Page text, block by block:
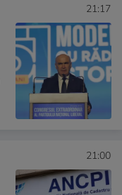
21:17
21:00